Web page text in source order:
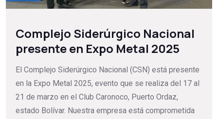
Complejo Siderúrgico Nacional
presente en Expo Metal 2025
El Complejo Siderúrgico Nacional (CSN) está presente
en la Expo Metal 2025, evento que se realiza del 17 al
21 de marzo en el Club Caronoco, Puerto Ordaz,
estado Bolívar. Nuestra empresa está comprometida